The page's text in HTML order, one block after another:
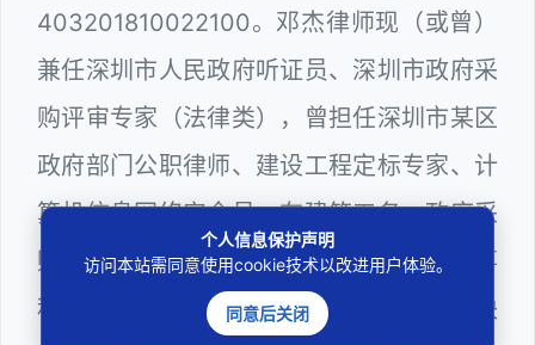
403201810022100。邓杰律师现（或曾）
兼任深圳市人民政府听证员、深圳市政府采
购评审专家（法律类），曾担任深圳市某区
政府部门公职律师、建设工程定标专家、计
算机信息网络安全员，在建筑工务、政府采
购等政府系统工作多年，十分熟悉政府办事
程序规则，较为擅长互联网+平台（含区块
个人信息保护声明
访问本站需同意使用cookie技术以改进用户体验。
同意后关闭